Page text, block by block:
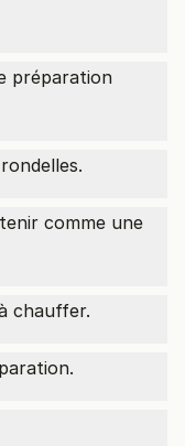
préparation
comme une
chauffer.